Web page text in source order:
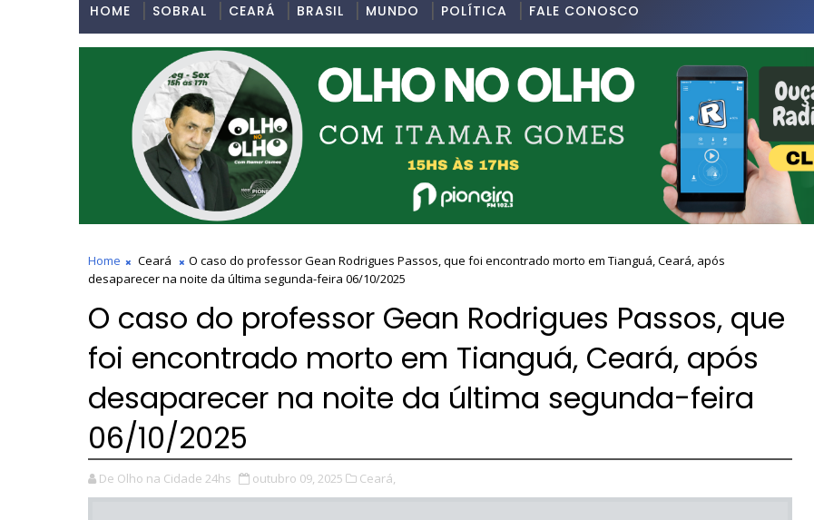
HOME SOBRAL CEARÁ BRASIL MUNDO POLÍTICA FALE CONOSCO
Home Ceará
O caso do professor Gean Rodrigues Passos, que foi encontrado morto em Tianguá, Ceará, após
desaparecer na noite da última segunda-feira 06/10/2025
O caso do professor Gean Rodrigues Passos, que
foi encontrado morto em Tianguá, Ceará, após
desaparecer na noite da última segunda-feira
06/10/2025
De Olho na Cidade 24hs outubro 09, 2025 Ceará,